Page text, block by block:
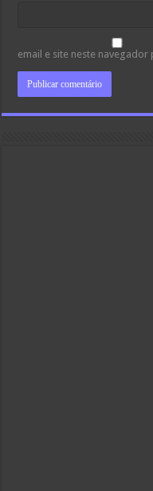
email e site neste